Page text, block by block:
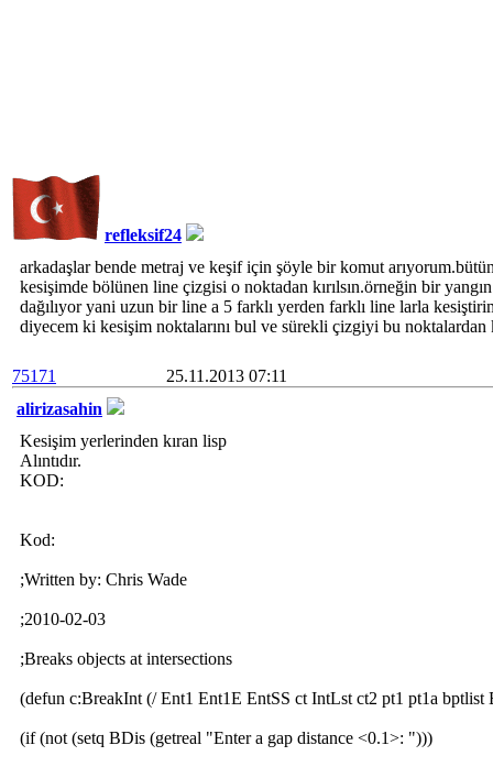
refleksif24
arkadaşlar bende metraj ve keşif için şöyle bir komut
kesişimde bölünen line çizgisi o noktadan kırılsın.örneğin bir
dağılıyor yani uzun bir line a 5 farklı yerden farklı line larla
diyecem ki kesişim noktalarını bul ve sürekli çizgiyi bu noktalardan
75171
25.11.2013 07:11
alirizasahin
Kesişim yerlerinden kıran lisp
Alıntıdır.
KOD:
Kod:
;Written by: Chris Wade
;2010-02-03
;Breaks objects at intersections
(defun c:BreakInt (/ Ent1 Ent1E EntSS ct IntLst ct2 pt1 pt1a
(if (not (setq BDis (getreal "Enter a gap distance <0.1>: ")))